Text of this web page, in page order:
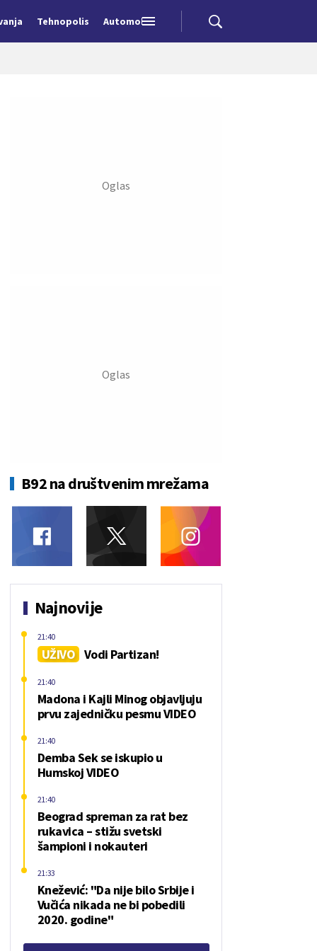
Tehnopolis Automobili
B92 na društvenim mrežama
Najnovije
UŽIVO Vodi Partizan!
21:40
Madona i Kajli Minog objavljuju
prvu zajedničku pesmu VIDEO
21:40
Demba Sek se iskupio u
Humskoj VIDEO
21:40
Beograd spreman za rat bez
rukavica – stižu svetski
šampioni i nokauteri
21:40
Knežević: "Da nije bilo Srbije i
Vučića nikada ne bi pobedili
2020. godine"
21:33